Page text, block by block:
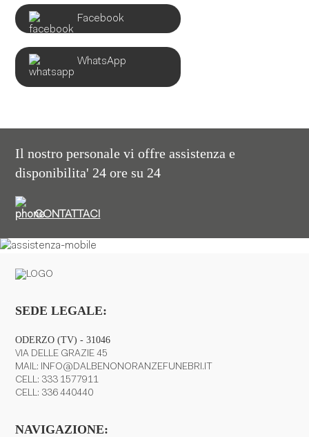
Facebook
WhatsApp
Il nostro personale vi offre assistenza e
disponibilita' 24 ore su 24
CONTATTACI
SEDE LEGALE:
ODERZO (TV) - 31046
VIA DELLE GRAZIE 45
MAIL: INFO@DALBENONORANZEFUNEBRI.IT
CELL: 333 1577911
CELL: 336 440440
NAVIGAZIONE: